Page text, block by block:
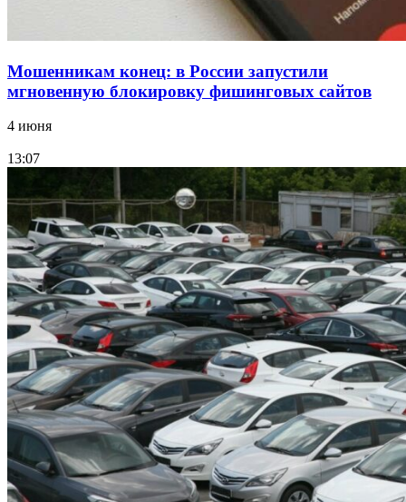
Мошенникам конец: в России запустили
мгновенную блокировку фишинговых сайтов
4 июня
13:07